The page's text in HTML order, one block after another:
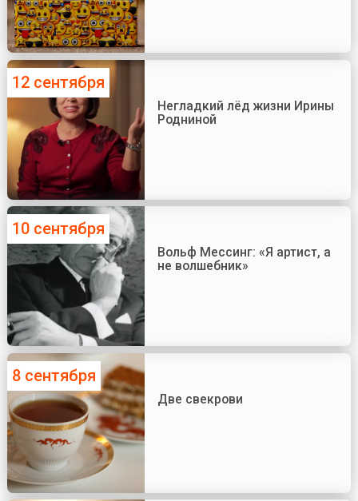
12 сентября
Негладкий лёд жизни Ирины
Родниной
10 сентября
Вольф Мессинг: «Я артист, а
не волшебник»
8 сентября
Две свекрови